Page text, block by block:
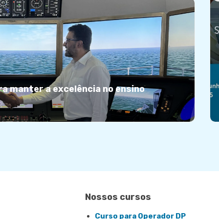
A FGMar esteve na 5ª Conferência Global
de Posicionamento Dinâmico e Energia
Offshore, realizada na cidade de Istambul,
na Turquia, nos dias 24 e 25 de setembro.
O objetivo foi incentivar a colaboração
entre especialistas, fomentar a inovação e
promover os mais altos padrões de
treinamento. O que foi discutido no evento
Acreditação de centros […]
Marinha recredencia curso da
FGMar
(EBCP) em seu Centro de Simulação
marítimos, tanto oficiais quanto
manter a excelência no ensino
Nossos cursos
Curso para Operador DP